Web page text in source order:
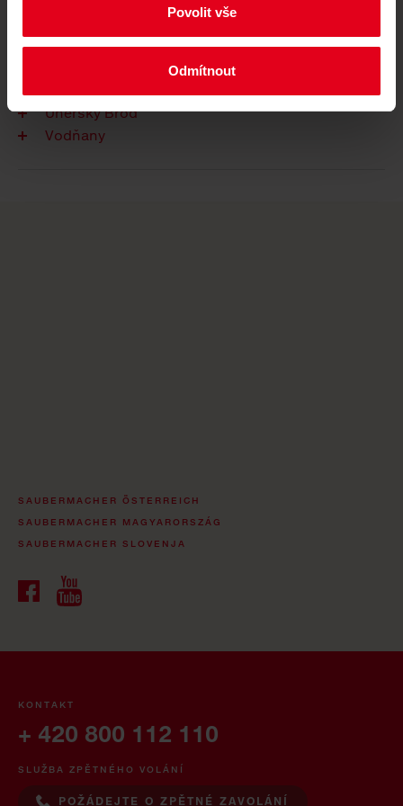
Povolit vše
Odmítnout
Sušice
Uherský Brod
Vodňany
SAUBERMACHER ÖSTERREICH
SAUBERMACHER MAGYARORSZÁG
SAUBERMACHER SLOVENJA
KONTAKT
+ 420 800 112 110
SLUŽBA ZPĚTNÉHO VOLÁNÍ
POŽÁDEJTE O ZPĚTNÉ ZAVOLÁNÍ